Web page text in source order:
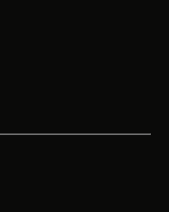
tab
in a new tab
tab